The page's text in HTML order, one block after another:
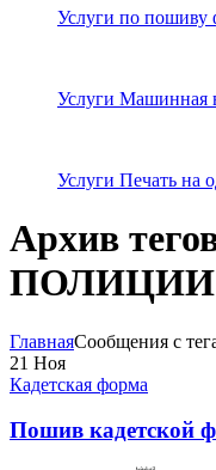
Услуги по
Услуги Машинная
Услуги Печать на
Архив
ПОЛИЦИИ
ГлавнаяСообщения с
21 Ноя
Кадетская форма
Пошив кадетской